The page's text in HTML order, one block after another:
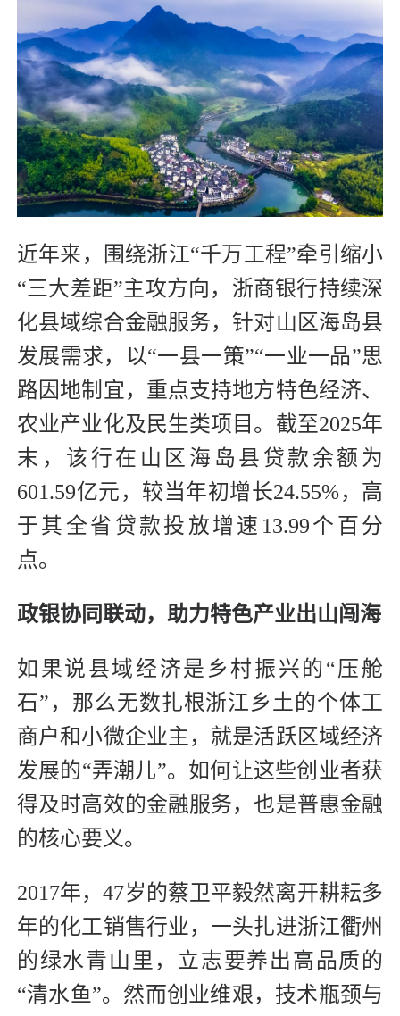
近年来，围绕浙江“千万工程”牵引缩小
“三大差距”主攻方向，浙商银行持续深
化县域综合金融服务，针对山区海岛县
发展需求，以“一县一策”“一业一品”思
路因地制宜，重点支持地方特色经济、
农业产业化及民生类项目。截至2025年
末，该行在山区海岛县贷款余额为
601.59亿元，较当年初增长24.55%，高
于其全省贷款投放增速13.99个百分
点。
政银协同联动，助力特色产业出山闯海
如果说县域经济是乡村振兴的“压舱
石”，那么无数扎根浙江乡土的个体工
商户和小微企业主，就是活跃区域经济
发展的“弄潮儿”。如何让这些创业者获
得及时高效的金融服务，也是普惠金融
的核心要义。
2017年，47岁的蔡卫平毅然离开耕耘多
年的化工销售行业，一头扎进浙江衢州
的绿水青山里，立志要养出高品质的
“清水鱼”。然而创业维艰，技术瓶颈与